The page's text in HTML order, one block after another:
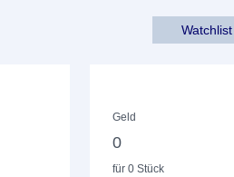
Watchlist
Geld
0
für 0 Stück